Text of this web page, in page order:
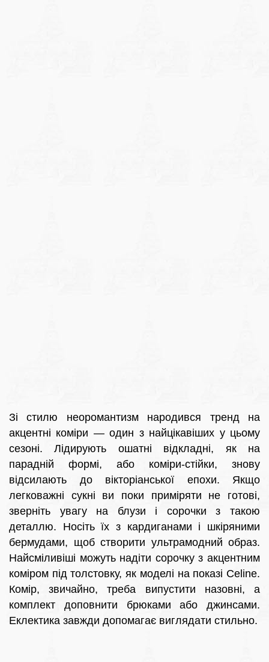
Зі стилю неоромантизм народився тренд на
акцентні коміри — один з найцікавіших у цьому
сезоні. Лідирують ошатні відкладні, як на
парадній формі, або коміри-стійки, знову
відсилають до вікторіанської епохи. Якщо
легковажні сукні ви поки приміряти не готові,
зверніть увагу на блузи і сорочки з такою
деталлю. Носіть їх з кардиганами і шкіряними
бермудами, щоб створити ультрамодний образ.
Найсміливіші можуть надіти сорочку з акцентним
коміром під толстовку, як моделі на показі Celine.
Комір, звичайно, треба випустити назовні, а
комплект доповнити брюками або джинсами.
Еклектика завжди допомагає виглядати стильно.